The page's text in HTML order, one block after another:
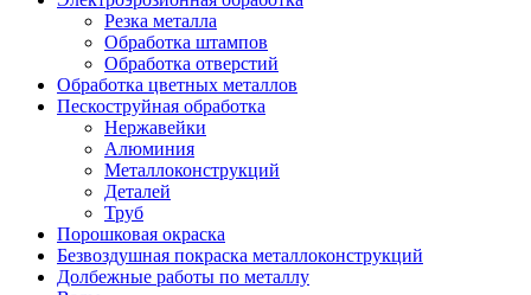
Резка металла
Обработка штампов
Обработка отверстий
Обработка цветных металлов
Пескоструйная обработка
Нержавейки
Алюминия
Металлоконструкций
Деталей
Труб
Порошковая окраска
Безвоздушная покраска металлоконструкций
Долбежные работы по металлу